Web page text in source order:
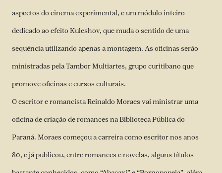
aspectos do cinema experimental, e um módulo inteiro
dedicado ao efeito Kuleshov, que muda o sentido de uma
sequência utilizando apenas a montagem. As oficinas serão
ministradas pela Tambor Multiartes, grupo curitibano que
promove oficinas e cursos culturais.
O escritor e romancista Reinaldo Moraes vai ministrar uma
oficina de criação de romances na Biblioteca Pública do
Paraná. Moraes começou a carreira como escritor nos anos
80, e já publicou, entre romances e novelas, alguns títulos